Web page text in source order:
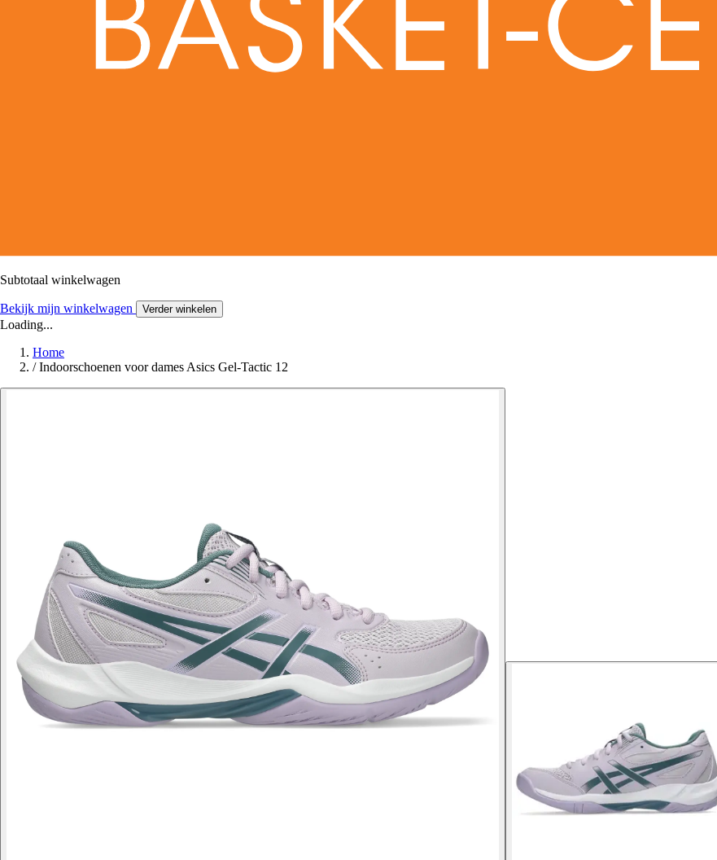
Subtotaal winkelwagen
Bekijk mijn winkelwagen Verder winkelen
Loading...
Home
/ Indoorschoenen voor dames Asics Gel-Tactic 12